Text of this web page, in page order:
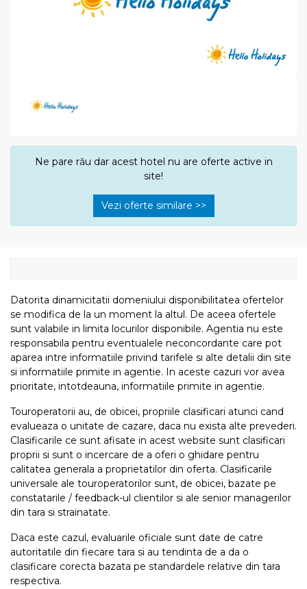
Ne pare rău dar acest hotel nu are oferte active in
site!
Vezi oferte similare >>
Datorita dinamicitatii domeniului disponibilitatea ofertelor
se modifica de la un moment la altul. De aceea ofertele
sunt valabile in limita locurilor disponibile. Agentia nu este
responsabila pentru eventualele neconcordante care pot
aparea intre informatiile privind tarifele si alte detalii din site
si informatiile primite in agentie. In aceste cazuri vor avea
prioritate, intotdeauna, informatiile primite in agentie.
Touroperatorii au, de obicei, propriile clasificari atunci cand
evalueaza o unitate de cazare, daca nu exista alte prevederi.
Clasificarile ce sunt afisate in acest website sunt clasificari
proprii si sunt o incercare de a oferi o ghidare pentru
calitatea generala a proprietatilor din oferta. Clasificarile
universale ale touroperatorilor sunt, de obicei, bazate pe
constatarile / feedback-ul clientilor si ale senior managerilor
din tara si strainatate.
Daca este cazul, evaluarile oficiale sunt date de catre
autoritatile din fiecare tara si au tendinta de a da o
clasificare corecta bazata pe standardele relative din tara
respectiva.